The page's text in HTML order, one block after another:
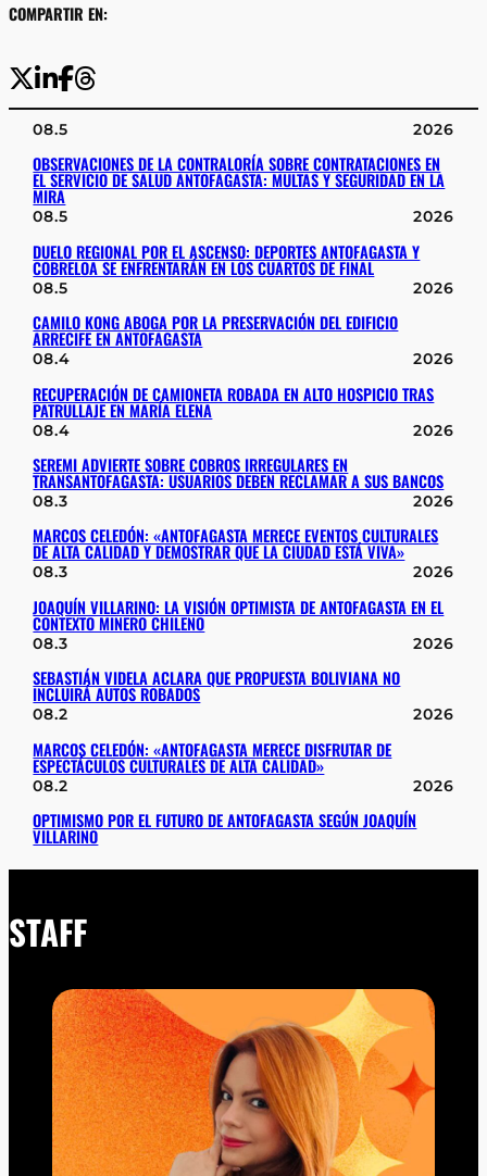
COMPARTIR EN:
08.5 2026
OBSERVACIONES DE LA CONTRALORÍA SOBRE CONTRATACIONES EN
EL SERVICIO DE SALUD ANTOFAGASTA: MULTAS Y SEGURIDAD EN LA
MIRA
08.5 2026
DUELO REGIONAL POR EL ASCENSO: DEPORTES ANTOFAGASTA Y
COBRELOA SE ENFRENTARÁN EN LOS CUARTOS DE FINAL
08.5 2026
CAMILO KONG ABOGA POR LA PRESERVACIÓN DEL EDIFICIO
ARRECIFE EN ANTOFAGASTA
08.4 2026
RECUPERACIÓN DE CAMIONETA ROBADA EN ALTO HOSPICIO TRAS
PATRULLAJE EN MARÍA ELENA
08.4 2026
SEREMI ADVIERTE SOBRE COBROS IRREGULARES EN
TRANSANTOFAGASTA: USUARIOS DEBEN RECLAMAR A SUS BANCOS
08.3 2026
MARCOS CELEDÓN: «ANTOFAGASTA MERECE EVENTOS CULTURALES
DE ALTA CALIDAD Y DEMOSTRAR QUE LA CIUDAD ESTÁ VIVA»
08.3 2026
JOAQUÍN VILLARINO: LA VISIÓN OPTIMISTA DE ANTOFAGASTA EN EL
CONTEXTO MINERO CHILENO
08.3 2026
SEBASTIÁN VIDELA ACLARA QUE PROPUESTA BOLIVIANA NO
INCLUIRÁ AUTOS ROBADOS
08.2 2026
MARCOS CELEDÓN: «ANTOFAGASTA MERECE DISFRUTAR DE
ESPECTÁCULOS CULTURALES DE ALTA CALIDAD»
08.2 2026
OPTIMISMO POR EL FUTURO DE ANTOFAGASTA SEGÚN JOAQUÍN
VILLARINO
STAFF